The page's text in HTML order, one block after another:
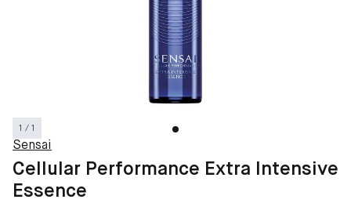
1 / 1
Sensai
Cellular Performance Extra Intensive
Essence